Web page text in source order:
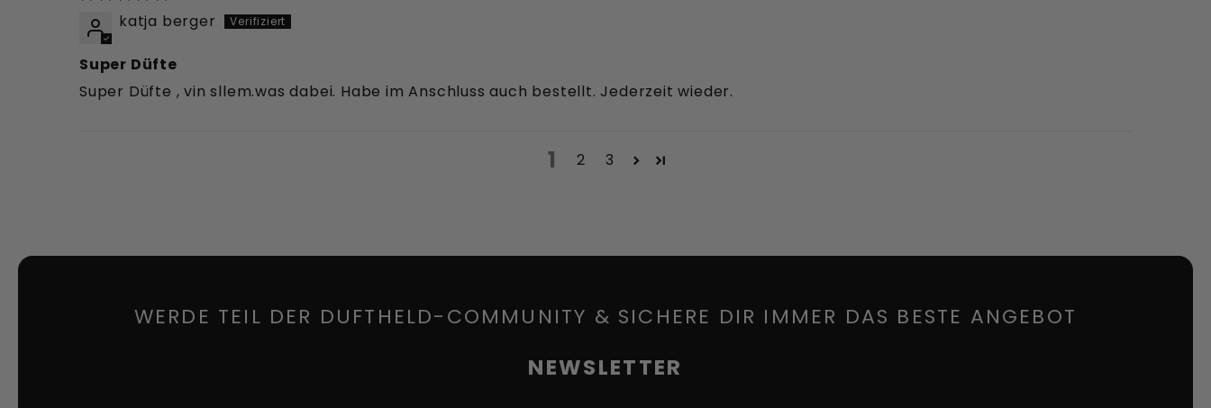
katja berger
Super Düfte
Super Düfte , vin sllem.was dabei. Habe im Anschluss auch bestellt. Jederzeit wieder.
1 2 3
WERDE TEIL DER DUFTHELD-COMMUNITY & SICHERE DIR IMMER DAS BESTE ANGEBOT
NEWSLETTER